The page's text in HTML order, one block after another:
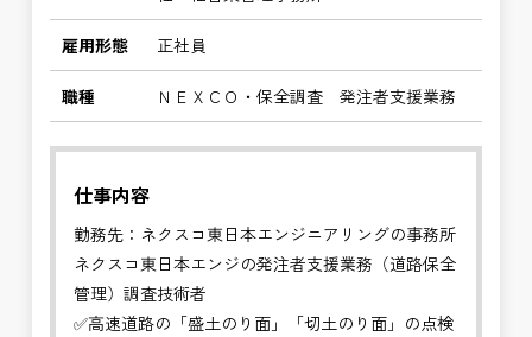
雇用形態 正社員
職種 ＮＥＸＣＯ・保全調査 発注者支援業務
仕事内容
勤務先：ネクスコ東日本エンジニアリングの事務所
ネクスコ東日本エンジの発注者支援業務（道路保全
管理）調査技術者
✅高速道路の「盛土のり面」「切土のり面」の点検